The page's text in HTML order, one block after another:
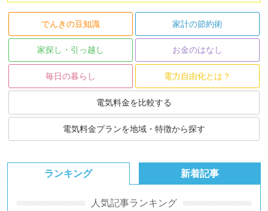
でんきの豆知識 家計の節約術
家探し・引っ越し お金のはなし
毎日の暮らし 電力自由化とは？
電気料金を比較する
電気料金プランを地域・特徴から探す
ランキング
人気記事ランキング
新着記事